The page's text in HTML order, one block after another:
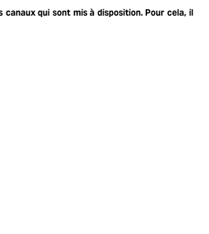
qui sont mis à disposition. Pour cela, il